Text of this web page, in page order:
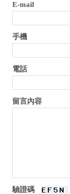
E-mail
手機
電話
留言內容
驗證碼